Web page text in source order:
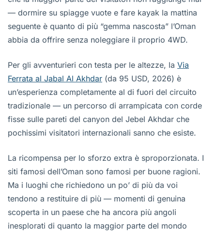
— dormire su spiagge vuote e fare kayak la mattina
seguente è quanto di più “gemma nascosta” l’Oman
abbia da offrire senza noleggiare il proprio 4WD.
Per gli avventurieri con testa per le altezze, la Via
Ferrata al Jabal Al Akhdar (da 95 USD, 2026) è
un’esperienza completamente al di fuori del circuito
tradizionale — un percorso di arrampicata con corde
fisse sulle pareti del canyon del Jebel Akhdar che
pochissimi visitatori internazionali sanno che esiste.
La ricompensa per lo sforzo extra è sproporzionata. I
siti famosi dell’Oman sono famosi per buone ragioni.
Ma i luoghi che richiedono un po’ di più da voi
tendono a restituire di più — momenti di genuina
scoperta in un paese che ha ancora più angoli
inesplorati di quanto la maggior parte del mondo